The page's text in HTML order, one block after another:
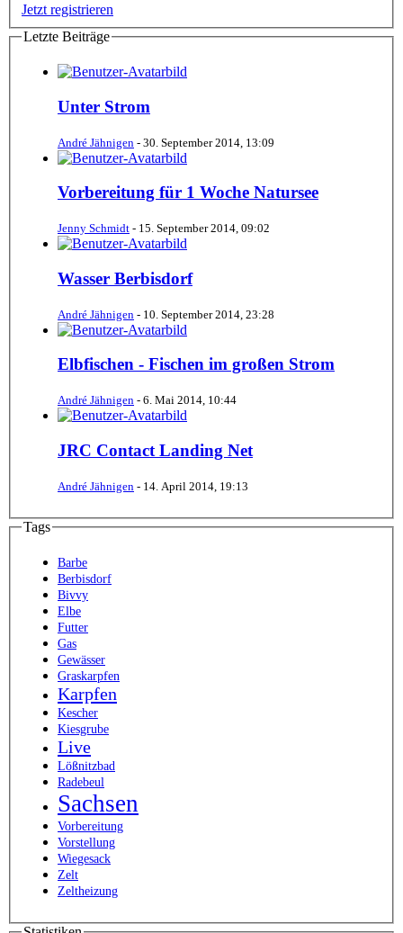
Jetzt registrieren
Letzte Beiträge
Unter Strom
André Jähnigen - 30. September 2014, 13:09
Vorbereitung für 1 Woche Natursee
Jenny Schmidt - 15. September 2014, 09:02
Wasser Berbisdorf
André Jähnigen - 10. September 2014, 23:28
Elbfischen - Fischen im großen Strom
André Jähnigen - 6. Mai 2014, 10:44
JRC Contact Landing Net
André Jähnigen - 14. April 2014, 19:13
Tags
Barbe
Berbisdorf
Bivvy
Elbe
Futter
Gas
Gewässer
Graskarpfen
Karpfen
Kescher
Kiesgrube
Live
Lößnitzbad
Radebeul
Sachsen
Vorbereitung
Vorstellung
Wiegesack
Zelt
Zeltheizung